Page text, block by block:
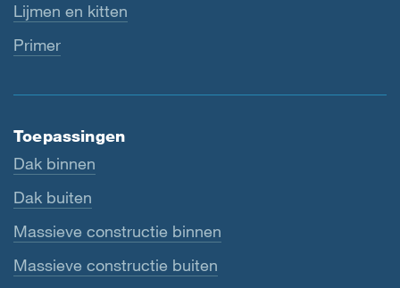
Lijmen en kitten
Primer
Toepassingen
Dak binnen
Dak buiten
Massieve constructie binnen
Massieve constructie buiten